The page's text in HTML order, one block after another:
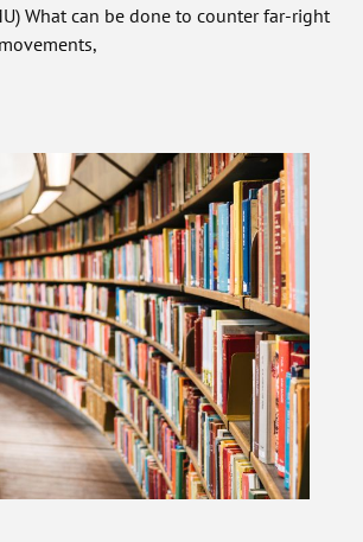
What can be done to counter far-right